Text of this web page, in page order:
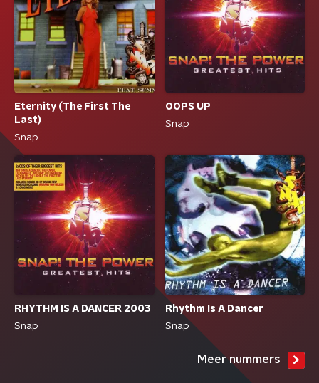
Eternity (The First The
Last)
Snap
OOPS UP
Snap
RHYTHM IS A DANCER 2003
Snap
Rhythm Is A Dancer
Snap
Meer nummers